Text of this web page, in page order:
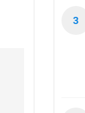
3